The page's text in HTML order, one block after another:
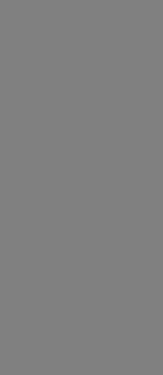
- Menü öffnen